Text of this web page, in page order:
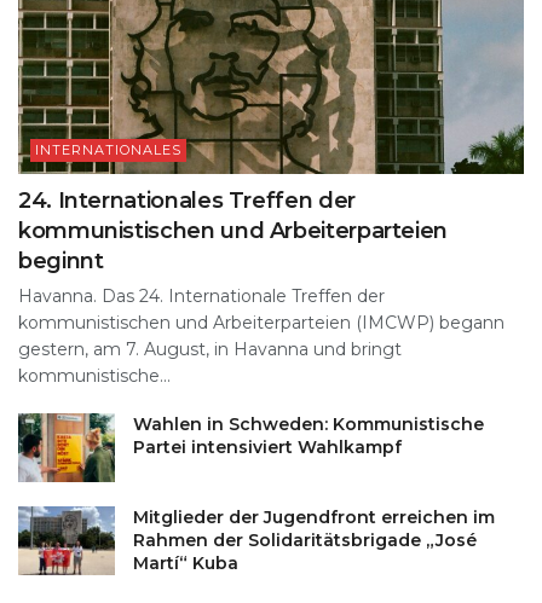
INTERNATIONALES
24. Internationales Treffen der
kommunistischen und Arbeiterparteien
beginnt
Havanna. Das 24. Internationale Treffen der
kommunistischen und Arbeiterparteien (IMCWP) begann
gestern, am 7. August, in Havanna und bringt
kommunistische...
Wahlen in Schweden: Kommunistische
Partei intensiviert Wahlkampf
Mitglieder der Jugendfront erreichen im
Rahmen der Solidaritätsbrigade „José
Martí“ Kuba